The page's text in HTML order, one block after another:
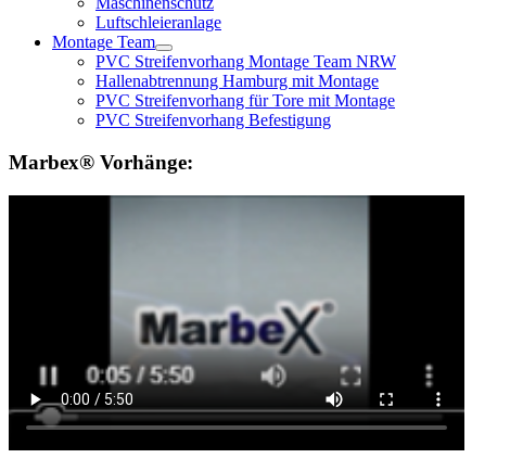
Luftschleieranlage
Montage Team
PVC Streifenvorhang Montage Team NRW
Hallenabtrennung Hamburg mit Montage
PVC Streifenvorhang für Tore mit Montage
PVC Streifenvorhang Befestigung
Marbex® Vorhänge: